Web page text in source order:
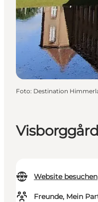
Website besuchen
Freunde, Mein
Foto: Destination